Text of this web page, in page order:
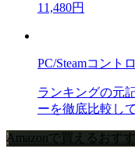
11,480円
PC/Steamコント
ランキングの元
ーを徹底比較し
Amazonで買えるおす